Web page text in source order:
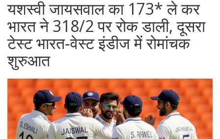
यशस्वी जायसवाल का 173* ले कर
भारत ने 318/2 पर रोक डाली, दूसरा
टेस्ट भारत‑वेस्ट इंडीज में रोमांचक
शुरुआत